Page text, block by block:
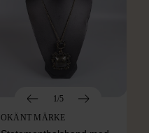
1/5
OKÄNT MÄRKE